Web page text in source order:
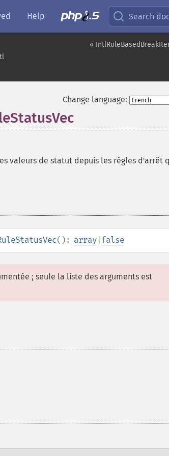
Help Search
«
Change language:
valeurs de statut depuis les règles d'arrêt
(): array false
; seule la liste des arguments est